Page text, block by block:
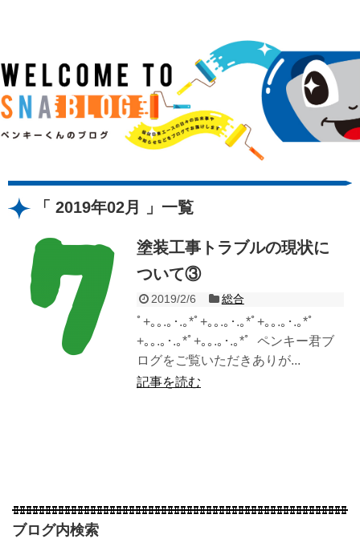
2019年02月 一覧
塗装工事トラブルの現状に
ついて③
2019/2/6 総合
ﾟ+｡｡.｡･.｡*ﾟ+｡｡.｡･.｡*ﾟ+｡｡.｡･.｡*ﾟ
+｡｡.｡･.｡*ﾟ+｡｡.｡･.｡*ﾟ ペンキー君ブ
ログをご覧いただきありが...
記事を読む
ブログ内検索